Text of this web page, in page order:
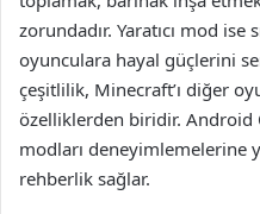
zorundadır. Yaratıcı mod ise
oyunculara hayal güçlerini
çeşitlilik, Minecraft’ı diğer
özelliklerden biridir. Android
modları deneyimlemelerine
rehberlik sağlar.